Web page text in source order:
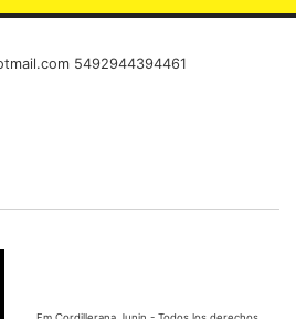
5492944394461
Fm Cordillerana Junin - Todos los derechos